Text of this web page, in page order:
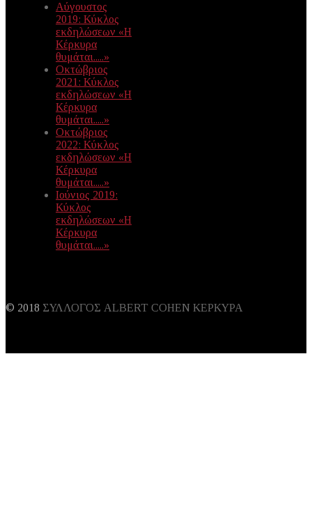
Αύγουστος
2019: Κύκλος
εκδηλώσεων «Η
Κέρκυρα
θυμάται.....»
Οκτώβριος
2021: Κύκλος
εκδηλώσεων «Η
Κέρκυρα
θυμάται.....»
Οκτώβριος
2022: Κύκλος
εκδηλώσεων «Η
Κέρκυρα
θυμάται.....»
Ιούνιος 2019:
Κύκλος
εκδηλώσεων «Η
Κέρκυρα
θυμάται.....»
© 2018 ΣΥΛΛΟΓΟΣ ALBERT COHEN ΚΕΡΚΥΡΑ